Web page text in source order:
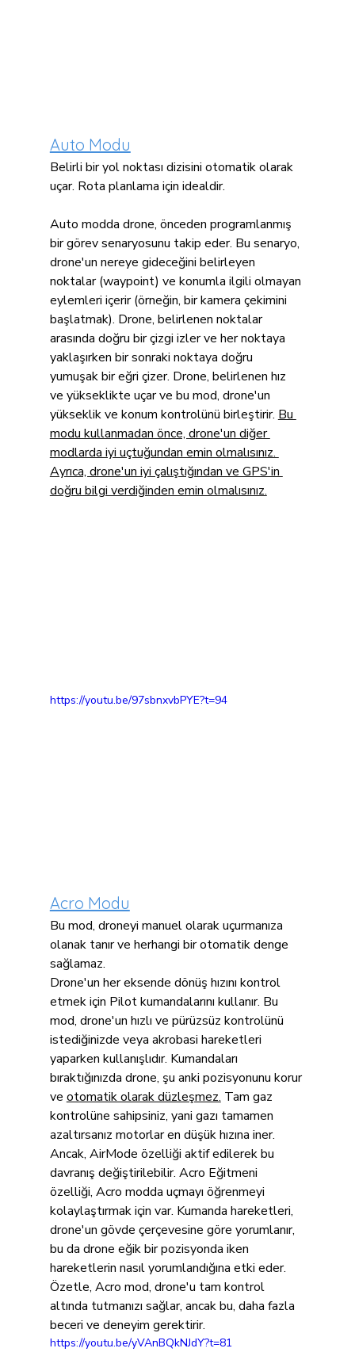
Auto Modu
Belirli bir yol noktası dizisini otomatik olarak
uçar. Rota planlama için idealdir.
Auto modda drone, önceden programlanmış
bir görev senaryosunu takip eder. Bu senaryo,
drone'un nereye gideceğini belirleyen
noktalar (waypoint) ve konumla ilgili olmayan
eylemleri içerir (örneğin, bir kamera çekimini
başlatmak). Drone, belirlenen noktalar
arasında doğru bir çizgi izler ve her noktaya
yaklaşırken bir sonraki noktaya doğru
yumuşak bir eğri çizer. Drone, belirlenen hız
ve yükseklikte uçar ve bu mod, drone'un
yükseklik ve konum kontrolünü birleştirir. Bu
modu kullanmadan önce, drone'un diğer
modlarda iyi uçtuğundan emin olmalısınız.
Ayrıca, drone'un iyi çalıştığından ve GPS'in
doğru bilgi verdiğinden emin olmalısınız.
https://youtu.be/97sbnxvbPYE?t=94
Acro Modu
Bu mod, droneyi manuel olarak uçurmanıza
olanak tanır ve herhangi bir otomatik denge
sağlamaz.
Drone'un her eksende dönüş hızını kontrol
etmek için Pilot kumandalarını kullanır. Bu
mod, drone'un hızlı ve pürüzsüz kontrolünü
istediğinizde veya akrobasi hareketleri
yaparken kullanışlıdır. Kumandaları
bıraktığınızda drone, şu anki pozisyonunu korur
ve otomatik olarak düzleşmez. Tam gaz
kontrolüne sahipsiniz, yani gazı tamamen
azaltırsanız motorlar en düşük hızına iner.
Ancak, AirMode özelliği aktif edilerek bu
davranış değiştirilebilir. Acro Eğitmeni
özelliği, Acro modda uçmayı öğrenmeyi
kolaylaştırmak için var. Kumanda hareketleri,
drone'un gövde çerçevesine göre yorumlanır,
bu da drone eğik bir pozisyonda iken
hareketlerin nasıl yorumlandığına etki eder.
Özetle, Acro mod, drone'u tam kontrol
altında tutmanızı sağlar, ancak bu, daha fazla
beceri ve deneyim gerektirir.
https://youtu.be/yVAnBQkNJdY?t=81